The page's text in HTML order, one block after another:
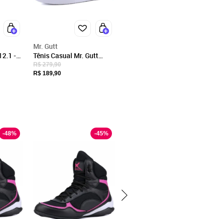
os pés. Ideal para o dia a dia,
assim que você receberá
-
Mr. Gutt
Tênis Casual Mr. Gutt
Couro Nude com Branco
R$ 279,90
R$ 189,90
-48% -45%